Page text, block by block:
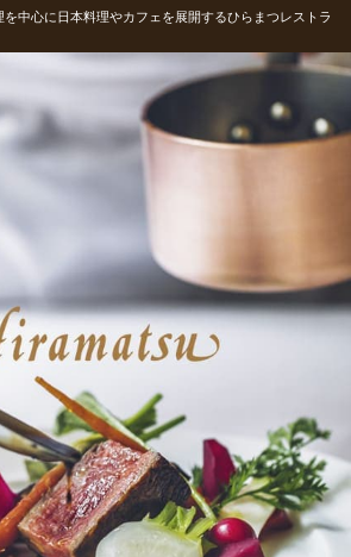
中心に日本料理やカフェを展開するひらまつレストラ